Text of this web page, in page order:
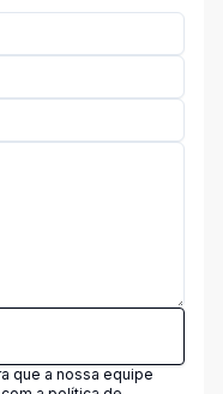
que a nossa equipe